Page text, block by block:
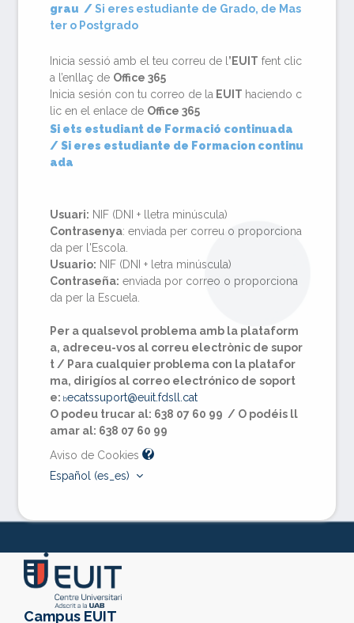
grau /Si eres estudiante de Grado, de Mas
ter o Postgrado
Inicia sessió amb el teu correu de l’EUIT fent clic
a l’enllaç de Office 365
Inicia sesión con tu correo de la EUIT haciendo c
lic en el enlace de Office 365
Si ets estudiant de Formació continuada
/ Si eres estudiante de Formacion continu
ada
Usuari: NIF (DNI + lletra minúscula)
Contrasenya: enviada per correu o proporciona
da per l'Escola.
Usuario: NIF (DNI + letra minúscula)
Contraseña: enviada por correo o proporciona
da per la Escuela.
Per a qualsevol problema amb la plataform
a, adreceu-vos al correu electrònic de supor
t / Para cualquier problema con la platafor
ma, dirigíos al correo electrónico de soport
e:becatssuport@euit.fdsll.cat
O podeu trucar al: 638 07 60 99 / O podéis ll
amar al: 638 07 60 99
Aviso de Cookies
Español ‎(es_es)‎
Campus EUIT